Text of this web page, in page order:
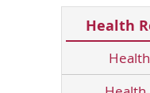
Health